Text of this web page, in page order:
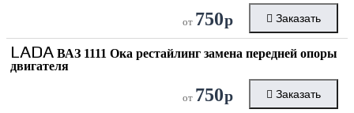
от 750р Заказать
LADA ВАЗ 1111 Ока рестайлинг замена передней опоры
двигателя
от 750р Заказать